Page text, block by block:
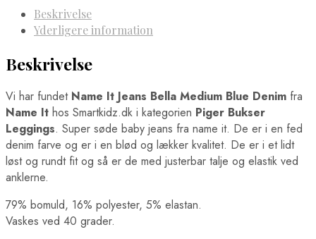
Beskrivelse
Yderligere information
Beskrivelse
Vi har fundet Name It Jeans Bella Medium Blue Denim fra
Name It hos Smartkidz.dk i kategorien Piger Bukser
Leggings. Super søde baby jeans fra name it. De er i en fed
denim farve og er i en blød og lækker kvalitet. De er i et lidt
løst og rundt fit og så er de med justerbar talje og elastik ved
anklerne.
79% bomuld, 16% polyester, 5% elastan.
Vaskes ved 40 grader.